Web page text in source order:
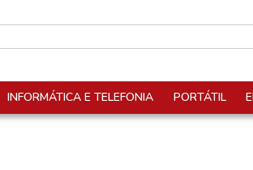
INFORMÁTICA E TELEFONIA PORTÁTIL